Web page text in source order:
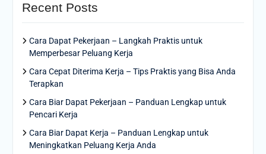
Recent Posts
Cara Dapat Pekerjaan – Langkah Praktis untuk
Memperbesar Peluang Kerja
Cara Cepat Diterima Kerja – Tips Praktis yang Bisa Anda
Terapkan
Cara Biar Dapat Pekerjaan – Panduan Lengkap untuk
Pencari Kerja
Cara Biar Dapat Kerja – Panduan Lengkap untuk
Meningkatkan Peluang Kerja Anda